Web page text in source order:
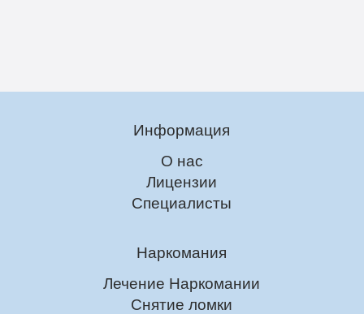
Информация
О нас
Лицензии
Специалисты
Наркомания
Лечение Наркомании
Снятие ломки